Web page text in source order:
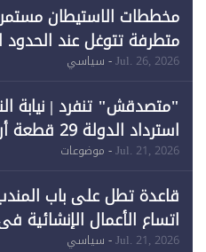
مخططات الاستيطان
متطرفة تتوغل عند الحدود
خرق الحدود
Jul. 26, 2026- سياسي
"متصدقش" تنفرد | نيابة
استرداد
وقبول طعن الحكومة جزئيًا (1)
Jul. 21, 2026- موضوعات
قاعدة تطل على باب
اتساع الأعمال الإنشائية
Jul. 21, 2026- سياسي